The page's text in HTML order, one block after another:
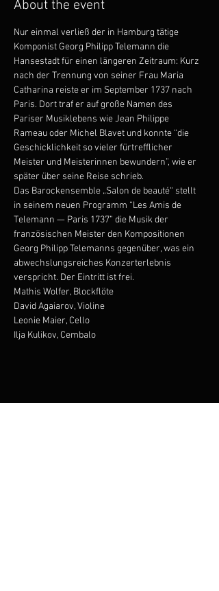
About the event
Nur einmal verließ der in Hamburg tätige
Komponist Georg Philipp Telemann die
Hansestadt für einen längeren Zeitraum: Kurz
nach der Trennung von seiner Frau Maria
Catharina reiste er im September 1737 nach
Paris. Dort traf er auf große Namen des
Pariser Musiklebens wie Jean Philippe
Rameau oder Michel Blavet und konnte “die
Geschicklichkeit so vieler fürtrefflicher
Meister und Meisterinnen bewundern”, wie er
später über seine Reise schrieb.
Das Barockensemble „Salon de beauté“ stellt
in seinem neuen Programm “Les Amis de
Telemann — Paris 1737” die Musik der
französischen Meister den Kompositionen
Georg Philipp Telemanns gegenüber, was ein
abwechslungsreiches Konzerterlebnis
verspricht. Der Eintritt ist frei.
Mathis Wolfer, Blockflöte
David Agaiarov, Violine
Leonie Maier, Cello
Ilja Kulikov, Cembalo